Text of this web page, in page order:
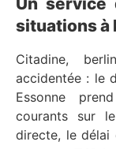
situations à
Citadine,
accidentée : le
Essonne
courants sur
directe, le délai